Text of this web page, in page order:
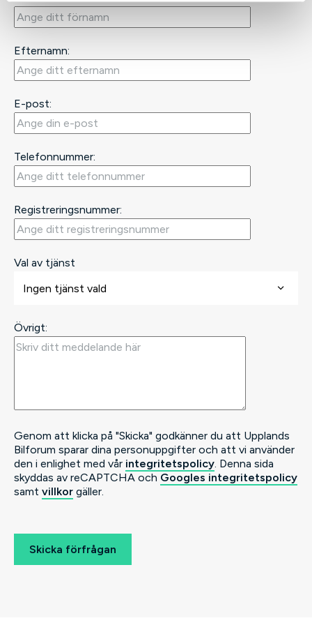
Efternamn:
E-post:
Telefonnummer:
Registreringsnummer:
Val av tjänst
Övrigt:
Genom att klicka på "Skicka" godkänner du att Upplands
Bilforum sparar dina personuppgifter och att vi använder
den i enlighet med vår integritetspolicy. Denna sida
skyddas av reCAPTCHA och Googles integritetspolicy
samt villkor gäller.